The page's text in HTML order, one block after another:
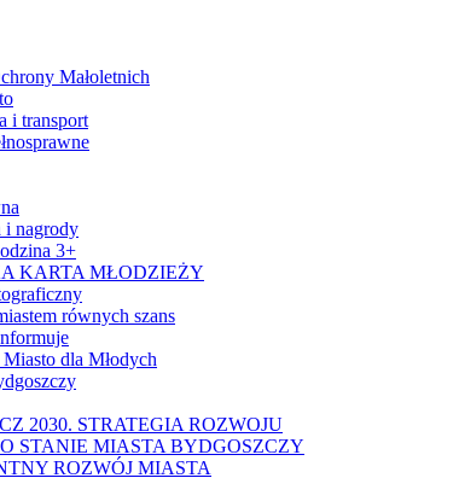
Małoletnich
i transport
i nagrody
3+
KARTA MŁODZIEŻY
równych szans
dla Młodych
2030. STRATEGIA ROZWOJU
STANIE MIASTA BYDGOSZCZY
ROZWÓJ MIASTA